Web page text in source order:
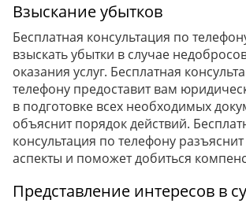
Взыскание убытков
Бесплатная консультация по
взыскать убытки в случае
оказания услуг. Бесплатная
телефону предоставит вам
в подготовке всех необходимых
объяснит порядок действий.
консультация по телефону
аспекты и поможет добиться
Представление интересов в